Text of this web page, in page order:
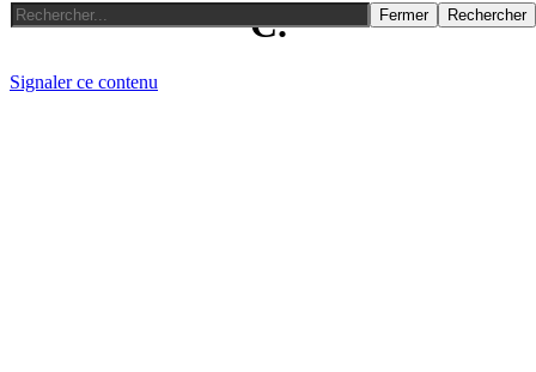
Fermer Rechercher
C.
Signaler ce contenu